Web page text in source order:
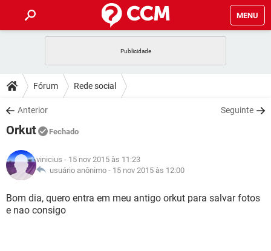
MENU
CELULAR
OUTLOOK
INSTAGRAM
GUIA DE COMPRAS
DICAS
JOGOS
INSTAGRAM
GUIA DE COMPRAS
DOWNLOADS
JOGOS
CELULAR
OUTLOOK EXCEL
INSTAGRAM GMAIL
GUIA DE COMPRAS
JOGOS
CELULAR
OUTLOOK EXCEL
GLOSSÁRIO
JOGOS WHATSAPP
CELULAR
Fórum Rede social
Anterior Seguinte
Orkut Fechado
vinicius - 15 nov 2015 às 11:23
usuário anônimo - 15 nov 2015 às 12:00
Bom dia, quero entra em meu antigo orkut para salvar fotos
e nao consigo